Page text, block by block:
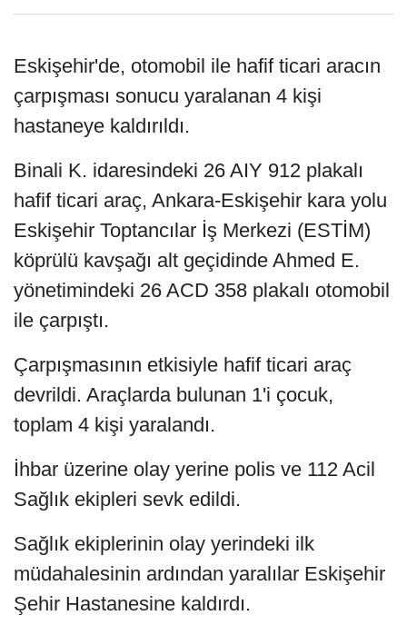
Eskişehir'de, otomobil ile hafif ticari aracın
çarpışması sonucu yaralanan 4 kişi
hastaneye kaldırıldı.
Binali K. idaresindeki 26 AIY 912 plakalı
hafif ticari araç, Ankara-Eskişehir kara yolu
Eskişehir Toptancılar İş Merkezi (ESTİM)
köprülü kavşağı alt geçidinde Ahmed E.
yönetimindeki 26 ACD 358 plakalı otomobil
ile çarpıştı.
Çarpışmasının etkisiyle hafif ticari araç
devrildi. Araçlarda bulunan 1'i çocuk,
toplam 4 kişi yaralandı.
İhbar üzerine olay yerine polis ve 112 Acil
Sağlık ekipleri sevk edildi.
Sağlık ekiplerinin olay yerindeki ilk
müdahalesinin ardından yaralılar Eskişehir
Şehir Hastanesine kaldırdı.